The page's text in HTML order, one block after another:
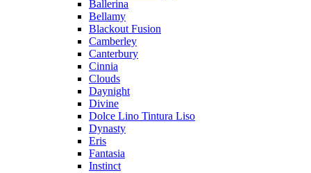
Ballerina
Bellamy
Blackout Fusion
Camberley
Canterbury
Cinnia
Clouds
Daynight
Divine
Dolce Lino Tintura Liso
Dynasty
Eris
Fantasia
Instinct